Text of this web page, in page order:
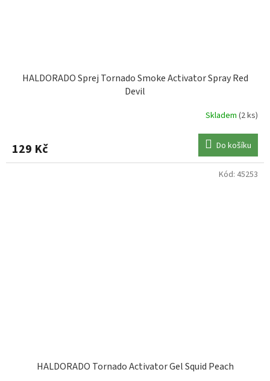
HALDORADO Sprej Tornado Smoke Activator Spray Red
Devil
Skladem (2 ks)
129 Kč Do košíku
HALDORADO Tornado Activator Gel Squid Peach
Kód: 45253